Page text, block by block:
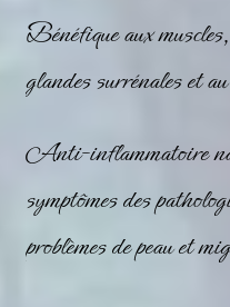
Bénéfique aux
glandes surrénales et
Anti-inflammatoire
symptômes des
problèmes de peau et